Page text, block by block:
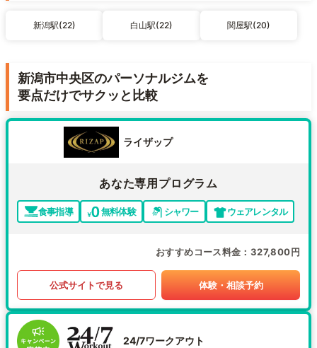
新潟駅(22) 白山駅(22) 関屋駅(20)
新潟市中央区のパーソナルジムを
要点だけでサクッと比較
ライザップ
あなた専用プログラム
食事指導 無料体験 シャワー ウェアレンタル
おすすめコース料金 327,800円
公式サイトで見る 体験・相談予約
24/7ワークアウト